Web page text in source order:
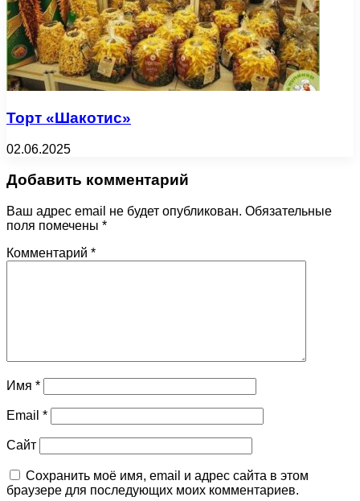
Торт «Шакотис»
02.06.2025
Добавить комментарий
Ваш адрес email не будет опубликован. Обязательные
поля помечены *
Комментарий *
Имя *
Email *
Сайт
Сохранить моё имя, email и адрес сайта в этом
браузере для последующих моих комментариев.